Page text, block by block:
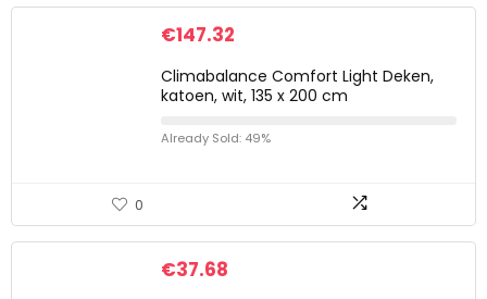
€147.32
Climabalance Comfort Light Deken,
katoen, wit, 135 x 200 cm
Already Sold: 49%
0
€37.68